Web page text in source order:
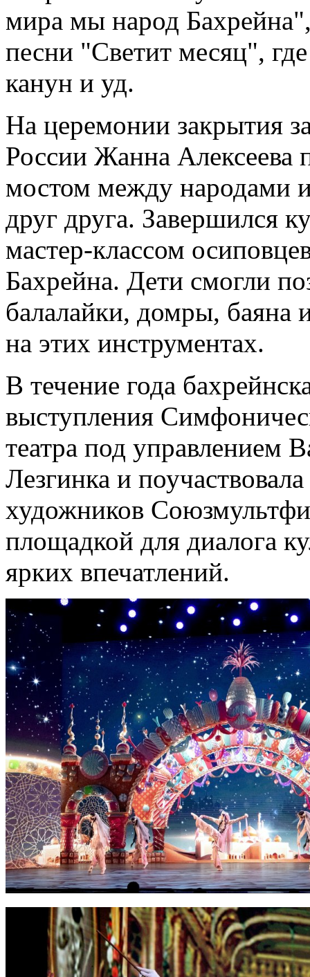
мира мы народ
песни "Светит месяц",
канун и уд.
На церемонии закрытия
России Жанна Алексеева
мостом между народами
друг друга. Завершился
мастер-классом
Бахрейна. Дети смогли
балалайки, домры, баяна
на этих инструментах.
В течение года
выступления
театра под управлением
Лезгинка и
художников
площадкой для диалога
ярких впечатлений.